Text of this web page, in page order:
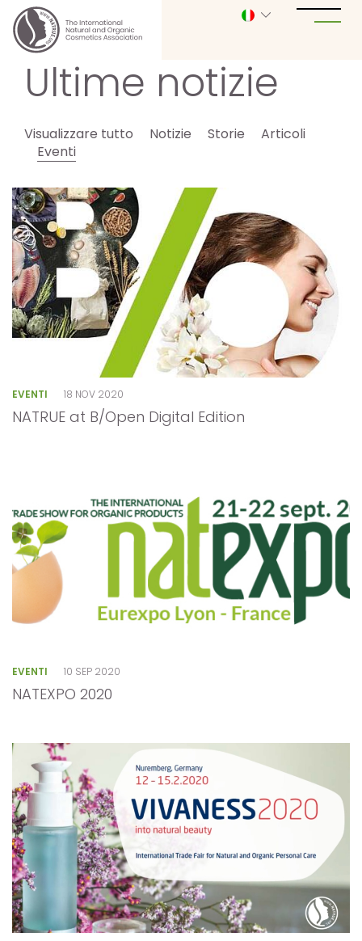
Ultime notizie
Visualizzare tutto Notizie Storie
Articoli
Eventi
EVENTI 18 NOV 2020
NATRUE at B/Open Digital Edition
EVENTI 10 SEP 2020
NATEXPO 2020